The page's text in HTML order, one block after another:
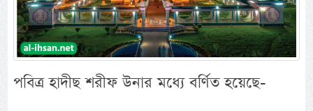
পবিত্র হাদীছ শরীফ উনার মধ্যে বর্ণিত হয়েছে-